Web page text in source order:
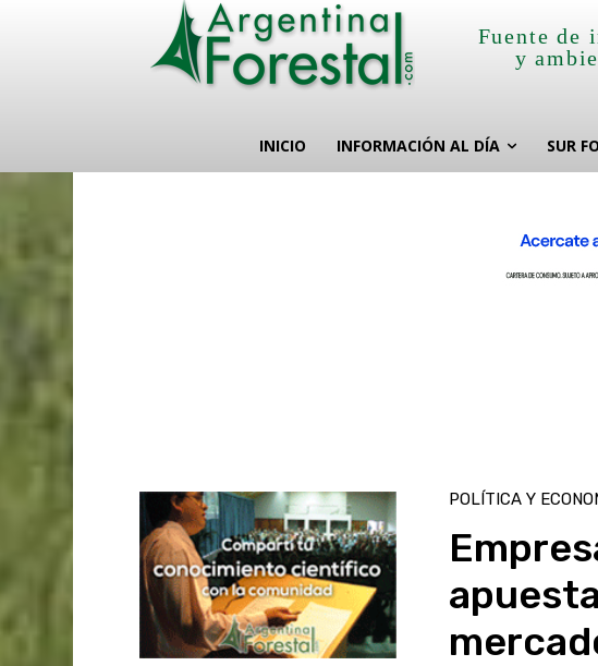
Fuente de
y
INICIO INFORMACIÓN AL DÍA SUR
POLÍTICA Y